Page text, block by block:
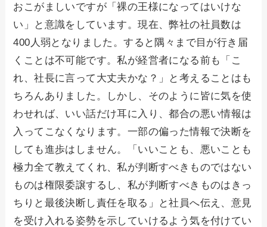
おこがましいですが「裸の王様になってはいけな
い」と意識をしています。現在、弊社の社員数は
400人弱となりました。すると隅々まで目が行き届
くことは不可能です。私が経営者になる前も「こ
れ、社長に言って大丈夫かな？」と考えることはも
ちろんありました。しかし、そのように皆に気を使
わせれば、いい話だけ耳に入り、都合の悪い情報は
入ってこなくなります。一部の偏った情報で決断を
しても進歩はしません。「いいことも、悪いことも
極力全て教えてくれ、私が判断すべきものではない
ものは権限委譲するし、私が判断すべきものはきっ
ちりと最後決断し責任を取る」と社員へ伝え、意見
を受け入れる姿勢を示していけるよう気を付けてい